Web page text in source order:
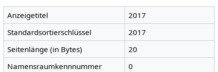
Anzeigetitel
2017
Standardsortierschlüssel
2017
Seitenlänge (in Bytes)
20
Namensraumkennnummer
0